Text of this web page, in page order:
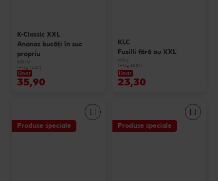
K-Classic XXL
Ananas bucăți în suc
propriu
850 ml
(=1 kg 73.27)
Doar
35,90
KLC
Fusilli fără ou XXL
600 g
(=1 kg 38.84)
Doar
23,30
Produse speciale Produse speciale